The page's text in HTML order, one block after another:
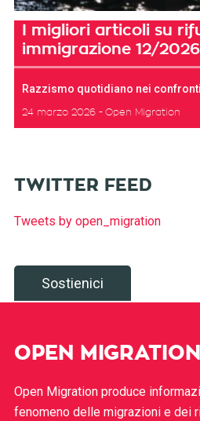
I migliori articoli su
immigrazione 12/2026
Razzismo quotidiano nei
24 marzo 2026 Open Migration
TWITTER FEED
Tweets by open_migration
Sostienici
OPEN MIGRATION
Open Migration produce
fenomeno delle migrazioni e dei